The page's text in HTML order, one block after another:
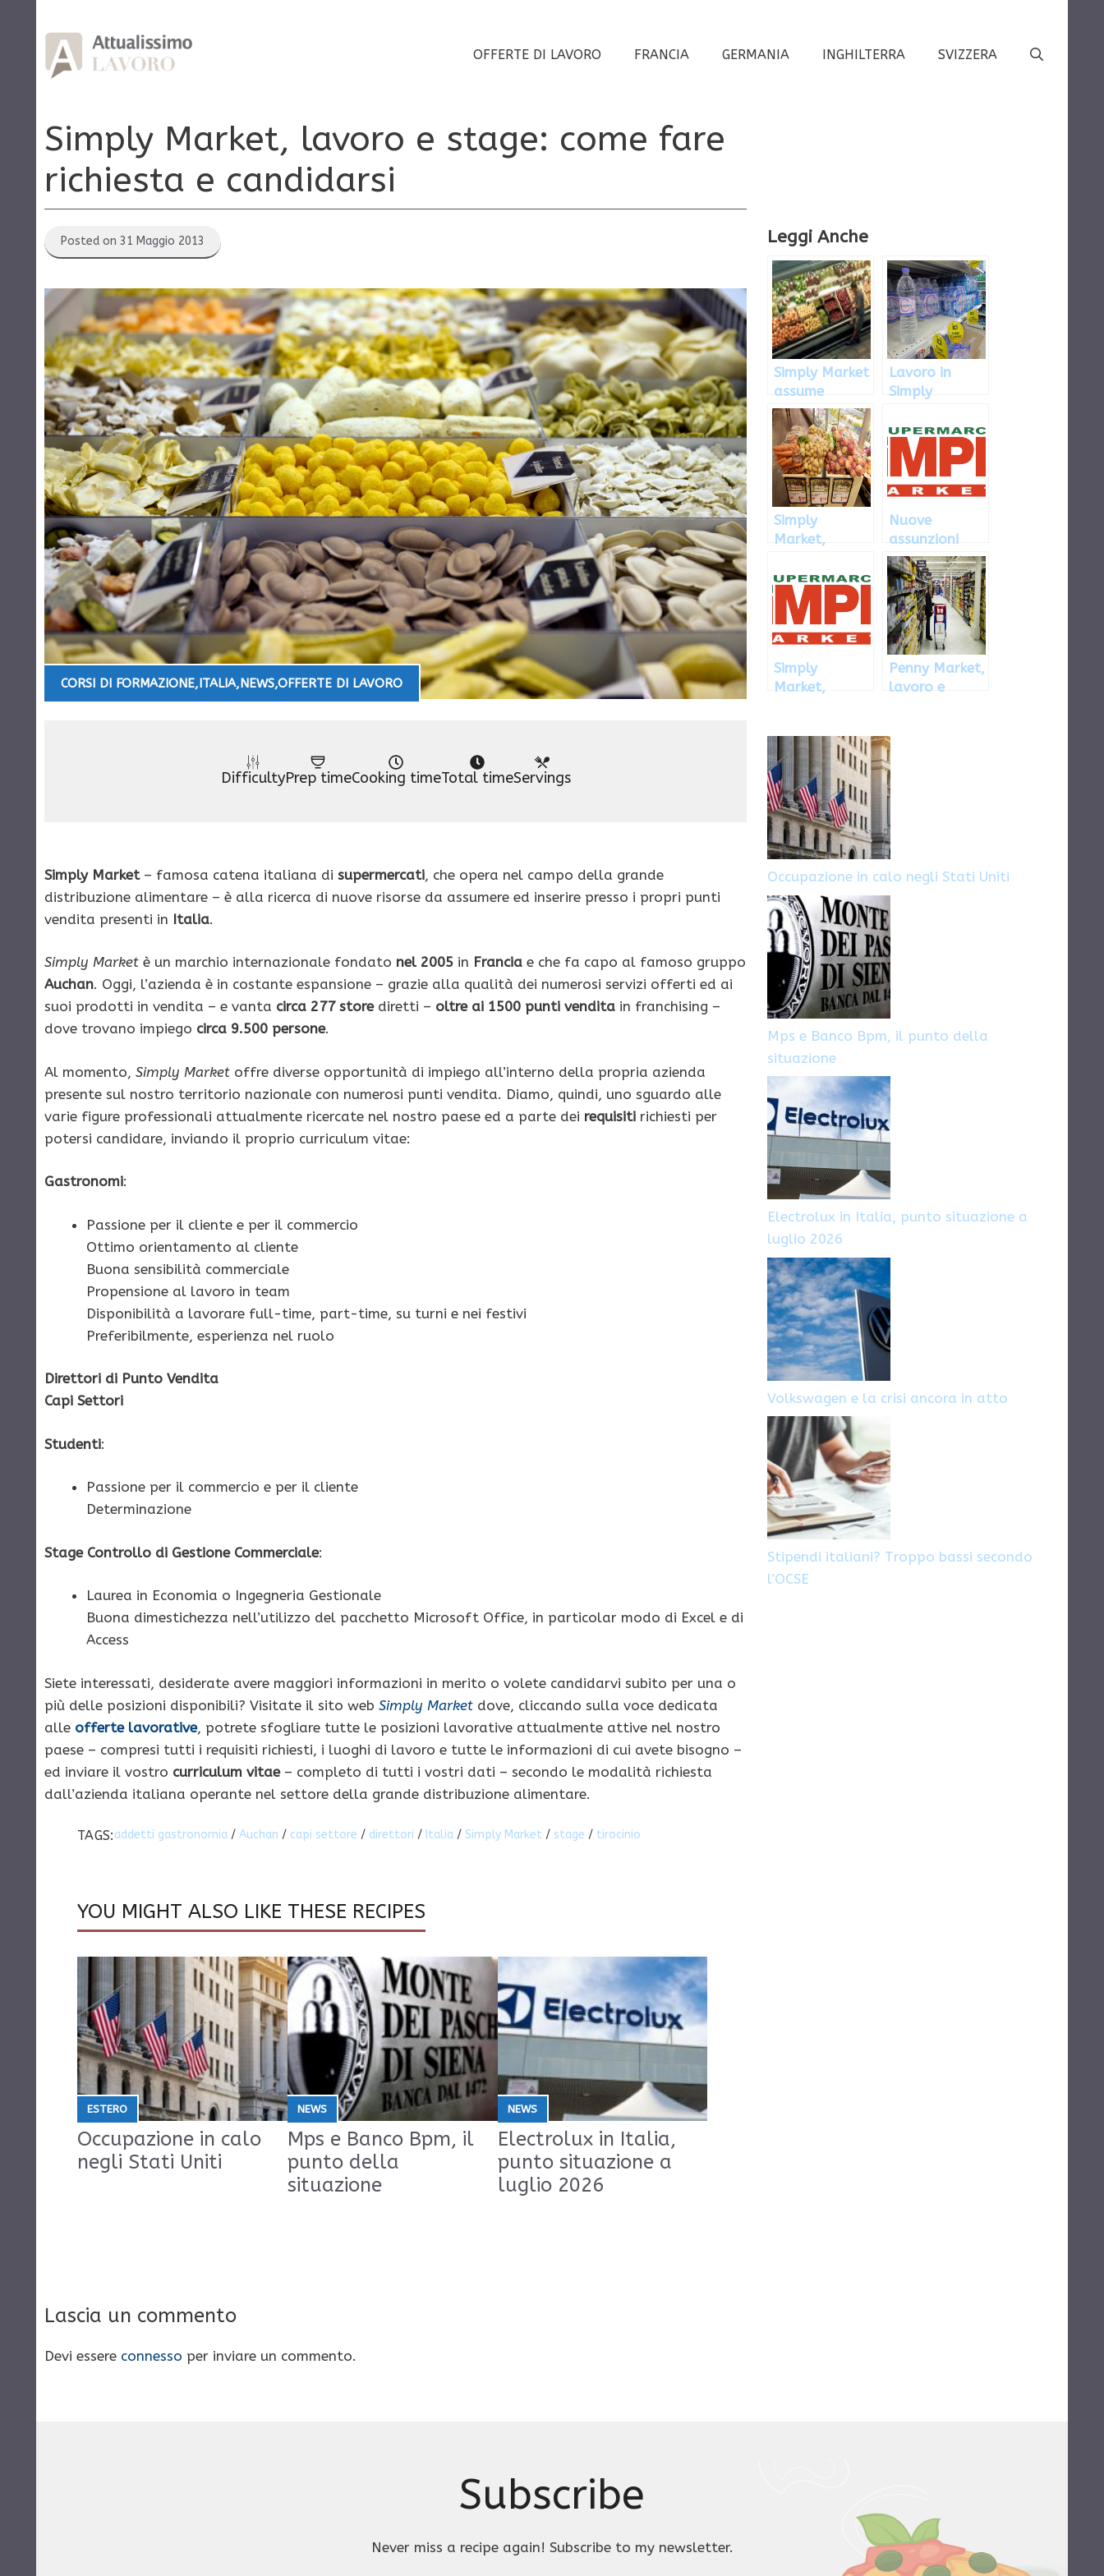
contenuto
OFFERTE DI LAVORO FRANCIA GERMANIA INGHILTERRA SVIZZERA
Simply Market, lavoro e stage: come fare
richiesta e candidarsi
Posted on 31 Maggio 2013
CORSI DI FORMAZIONE,ITALIA,NEWS,OFFERTE DI LAVORO
DifficultyPrep timeCooking timeTotal timeServings
Simply Market– famosa catena italiana di supermercati, che opera nel campo della grande
distribuzione alimentare – è alla ricerca di nuove risorse da assumere ed inserire presso i propri punti
vendita presenti in Italia.
Simply Market è un marchio internazionale fondato nel 2005 in Francia e che fa capo al famoso gruppo
Auchan. Oggi, l’azienda è in costante espansione – grazie alla qualità dei numerosi servizi offerti ed ai
suoi prodotti in vendita – e vanta circa 277 storediretti – oltre ai 1500 punti vendita in franchising –
dove trovano impiego circa 9.500 persone.
Al momento, Simply Market offre diverse opportunità di impiego all’interno della propria azienda
presente sul nostro territorio nazionale con numerosi punti vendita. Diamo, quindi, uno sguardo alle
varie figure professionali attualmente ricercate nel nostro paese ed a parte dei requisiti richiesti per
potersi candidare, inviando il proprio curriculum vitae:
Gastronomi:
Passione per il cliente e per il commercio
Ottimo orientamento al cliente
Buona sensibilità commerciale
Propensione al lavoro in team
Disponibilità a lavorare full-time, part-time, su turni e nei festivi
Preferibilmente, esperienza nel ruolo
Direttori di Punto Vendita
Capi Settori
Studenti:
Passione per il commercio e per il cliente
Determinazione
Stage Controllo di Gestione Commerciale:
Laurea in Economia o Ingegneria Gestionale
Buona dimestichezza nell’utilizzo del pacchetto Microsoft Office, in particolar modo di Excel e di
Access
Siete interessati, desiderate avere maggiori informazioni in merito o volete candidarvi subito per una o
più delle posizioni disponibili? Visitate il sito web Simply Market dove, cliccando sulla voce dedicata
alle offerte lavorative, potrete sfogliare tutte le posizioni lavorative attualmente attive nel nostro
paese – compresi tutti i requisiti richiesti, i luoghi di lavoro e tutte le informazioni di cui avete bisogno –
ed inviare il vostro curriculum vitae– completo di tutti i vostri dati – secondo le modalità richiesta
dall’azienda italiana operante nel settore della grande distribuzione alimentare.
TAGS:addetti gastronomia/ Auchan / capi settore / direttori / Italia/ Simply Market/ stage / tirocinio
YOU MIGHT ALSO LIKE THESE RECIPES
ESTERO
Occupazione in calo
negli Stati Uniti
NEWS
Mps e Banco Bpm, il
punto della
situazione
NEWS
Electrolux in Italia,
punto situazione a
luglio 2026
Lascia un commento
Devi essere connesso per inviare un commento.
Leggi Anche
Simply Market
assume
personale in
Italia: come
fare richiesta
Lavoro in
Simply
offerte
lavorative
disponibili
Simply
Market,
nota catena
di
supermercati:
come fare
Nuove
assunzioni
Simply
Market, ecco
come inviare
la
candidatura
Simply
Market,
Penny Market,
lavoro e
come inviare il
CV
Occupazione in calo negli Stati Uniti
Mps e Banco Bpm, il punto della
situazione
Electrolux in Italia, punto situazione a
luglio 2026
Volkswagen e la crisi ancora in atto
Stipendi italiani? Troppo bassi secondo
l’OCSE
Subscribe
Never miss a recipe again! Subscribe to my newsletter.